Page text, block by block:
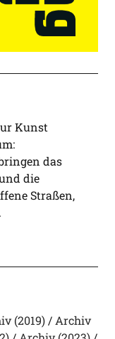
Kunst
das
die
Straßen,
(2019)
Archiv